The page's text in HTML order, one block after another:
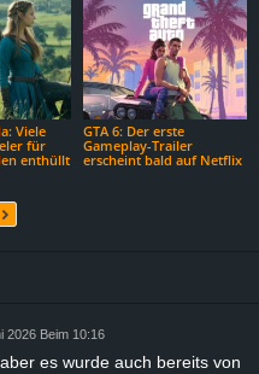
Viele
für
enthüllt
GTA 6: Der erste
Gameplay-Trailer
erscheint bald auf Netflix
2026 Beim 10:16
es wurde auch bereits von